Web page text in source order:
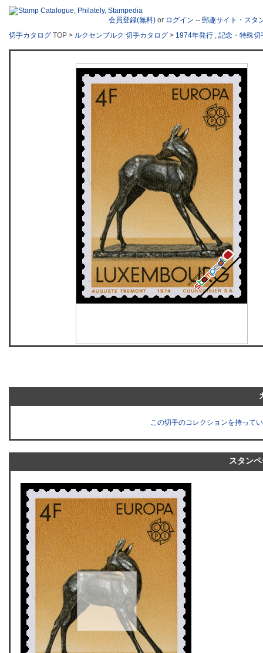
会員登録(無料) or ログイン -- 郵趣サイト・スタ
切手カタログ TOP > ルクセンブルク 切手カタログ > 1974年発行 , 記念・特殊切
この切手のコレクションを持って
スタン